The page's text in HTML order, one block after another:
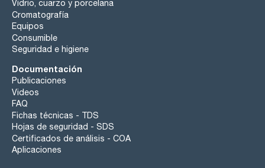
Vidrio, cuarzo y porcelana
Cromatografía
Equipos
Consumible
Seguridad e higiene
Documentación
Publicaciones
Videos
FAQ
Fichas técnicas - TDS
Hojas de seguridad - SDS
Certificados de análisis - COA
Aplicaciones